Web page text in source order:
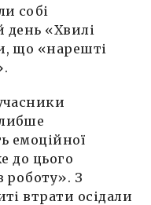
собі
день «Хвилі
що «нарешті
емоційної
до цього
роботу». З
втрати осідали